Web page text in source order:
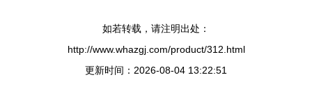
如若转载，请注明出处：
http://www.whazgj.com/product/312.html
更新时间：2026-08-04 13:22:51